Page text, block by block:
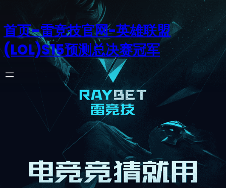
首页–雷竞技官网-英雄联盟
(LOL)S15预测总决赛冠军